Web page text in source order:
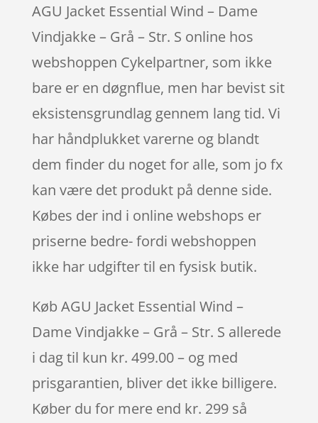
AGU Jacket Essential Wind – Dame
Vindjakke – Grå – Str. S online hos
webshoppen Cykelpartner, som ikke
bare er en døgnflue, men har bevist sit
eksistensgrundlag gennem lang tid. Vi
har håndplukket varerne og blandt
dem finder du noget for alle, som jo fx
kan være det produkt på denne side.
Købes der ind i online webshops er
priserne bedre- fordi webshoppen
ikke har udgifter til en fysisk butik.
Køb AGU Jacket Essential Wind –
Dame Vindjakke – Grå – Str. S allerede
i dag til kun kr. 499.00 – og med
prisgarantien, bliver det ikke billigere.
Køber du for mere end kr. 299 så